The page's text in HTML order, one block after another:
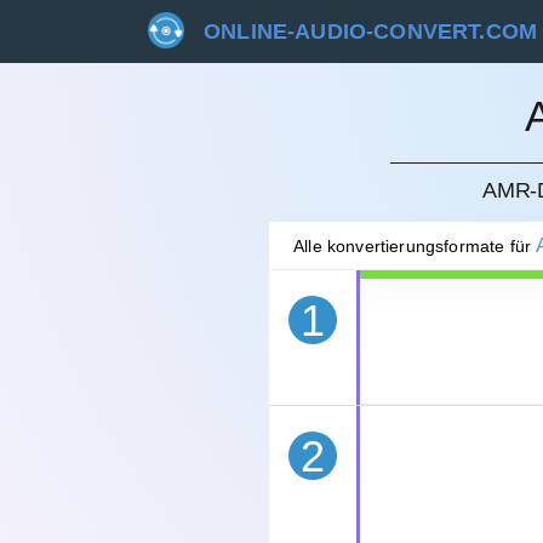
ONLINE-AUDIO-CONVERT.COM
AMR-
Alle konvertierungsformate für
1
2